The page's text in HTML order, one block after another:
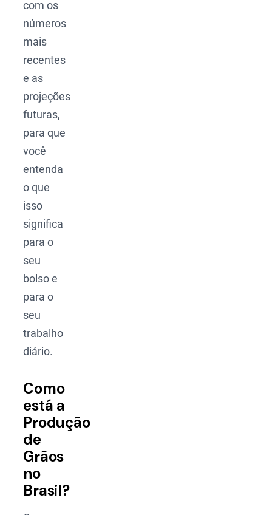
com os
números
mais
recentes
e as
projeções
futuras,
para que
você
entenda
o que
isso
significa
para o
seu
bolso e
para o
seu
trabalho
diário.
Como
está a
Produção
de
Grãos
no
Brasil?